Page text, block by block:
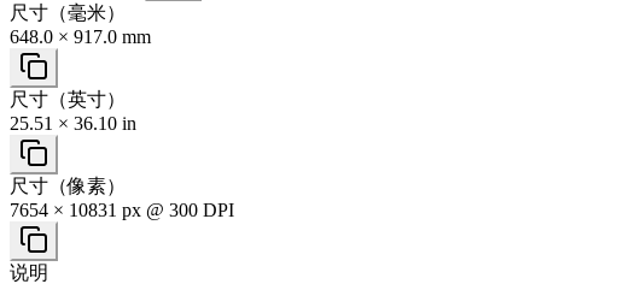
尺寸（毫米）
648.0 × 917.0 mm
尺寸（英寸）
25.51 × 36.10 in
尺寸（像素）
7654 × 10831 px @ 300 DPI
说明